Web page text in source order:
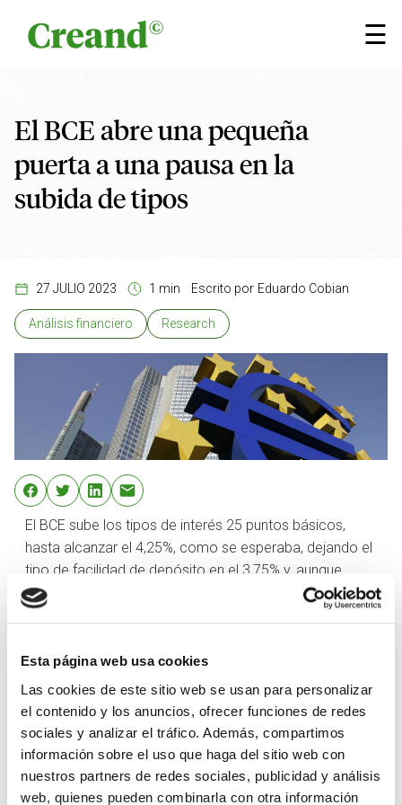
Esta página web usa cookies
Las cookies de este sitio web se usan para personalizar
el contenido y los anuncios, ofrecer funciones de redes
sociales y analizar el tráfico. Además, compartimos
información sobre el uso que haga del sitio web con
nuestros partners de redes sociales, publicidad y análisis
web, quienes pueden combinarla con otra información
☰
×
El BCE abre una pequeña
puerta a una pausa en la
subida de tipos
27 JULIO 2023 1 min Escrito por Eduardo Cobian
Análisis financiero Research
El BCE sube los tipos de interés 25 puntos básicos,
hasta alcanzar el 4,25%, como se esperaba, dejando el
tipo de facilidad de depósito en el 3,75% y, aunque
reconoce que la inflación ha bajado, insiste en su
convencimiento de que seguirá alta durante bastante
subidas de tipos después del verano. Sin embargo, se
percibe cierto cambio en el lenguaje utilizado por el
BCE en la reunión de junio y en la de ahora. En la
anterior, señalaban que los tipos se elevarían a niveles
suficientemente restrictivos como para llegar a una
inflación del 2%, en esta ocasión ha señalado que los
tipos se fijarán en niveles suficientemente restrictivos,